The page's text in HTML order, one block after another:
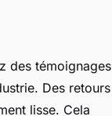
des témoignages
Des retours
lisse. Cela